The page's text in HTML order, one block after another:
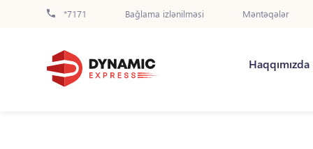
*7171 Bağlama izlənilməsi Məntəqələr
Haqqımızda